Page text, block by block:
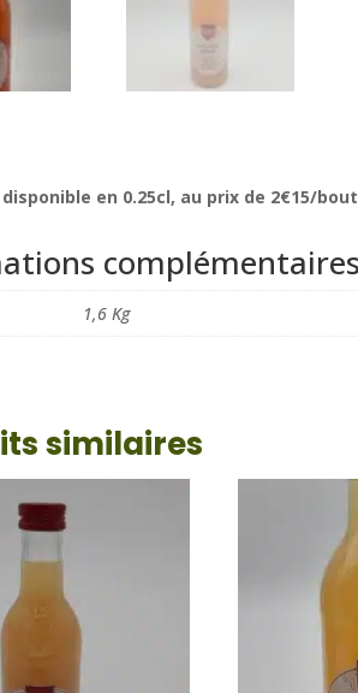
en 0.25cl, au prix de 2€15/
complémentaires
1,6 Kg
similaires